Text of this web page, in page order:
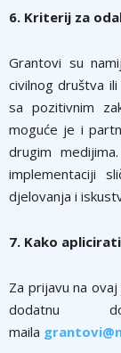
6. Kriterij za
Grantovi su
civilnog društva
sa pozitivnim
moguće je i
drugim
implementaciji
djelovanja i
7. Kako
Za prijavu na
dodatnu
maila